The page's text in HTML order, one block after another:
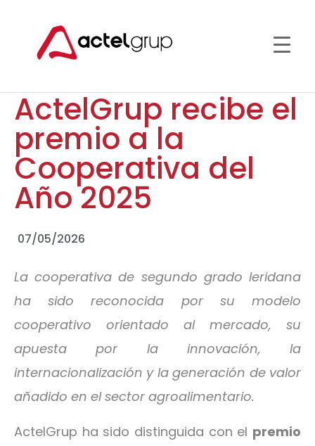
ActelGrup recibe el
premio a la
Cooperativa del
Año 2025
07/05/2026
La cooperativa de segundo grado leridana
ha sido reconocida por su modelo
cooperativo orientado al mercado, su
apuesta por la innovación, la
internacionalización y la generación de valor
añadido en el sector agroalimentario.
ActelGrup ha sido distinguida con el premio